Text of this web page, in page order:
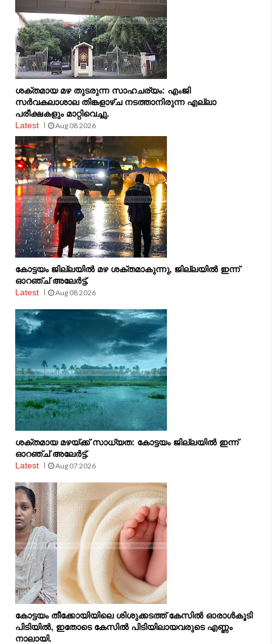
ശക്തമായ മഴ തുടരുന്ന സാഹചര്യം: എംജി
സർവകലാശാല തിങ്കളാഴ്ച നടത്താനിരുന്ന എല്ലാ
പരീക്ഷകളും മാറ്റിവെച്ചു.
Latest
Aug 08 2026
കോട്ടയം ജില്ലയിൽ മഴ ശക്തമാകുന്നു, ജില്ലയിൽ ഇന്ന്
ഓറഞ്ച് അലേർട്ട്.
Latest
Aug 08 2026
ശക്തമായ മഴയ്ക്ക് സാധ്യത: കോട്ടയം ജില്ലയിൽ ഇന്ന്
ഓറഞ്ച് അലേർട്ട്.
Latest
Aug 07 2026
കോട്ടയം തീക്കോയിയിലെ ശിശുക്കടത്ത് കേസിൽ ഓരാൾകൂടി
പിടിയിൽ, ഇതോടെ കേസിൽ പിടിയിലായവരുടെ എണ്ണം
നാലായി.